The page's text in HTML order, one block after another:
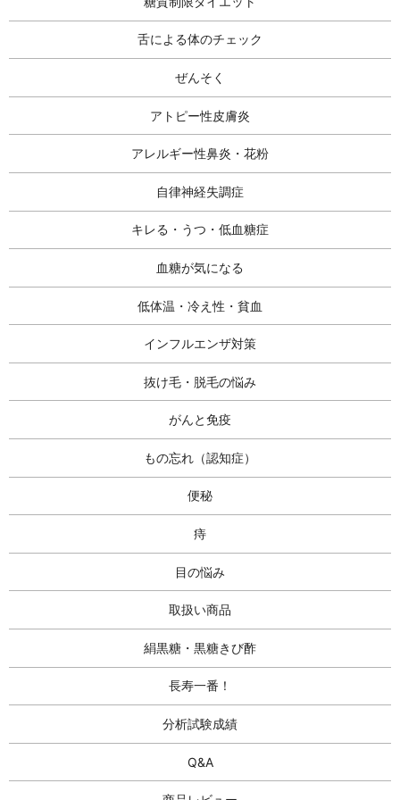
舌による体のチェック
ぜんそく
アトピー性皮膚炎
アレルギー性鼻炎・花粉
自律神経失調症
キレる・うつ・低血糖症
血糖が気になる
低体温・冷え性・貧血
インフルエンザ対策
抜け毛・脱毛の悩み
がんと免疫
もの忘れ（認知症）
便秘
痔
目の悩み
取扱い商品
絹黒糖・黒糖きび酢
長寿一番！
分析試験成績
Q&A